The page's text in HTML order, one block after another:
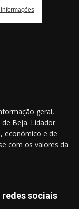
geral,
Beja. Lidador
económico e de
com os valores da
redes sociais